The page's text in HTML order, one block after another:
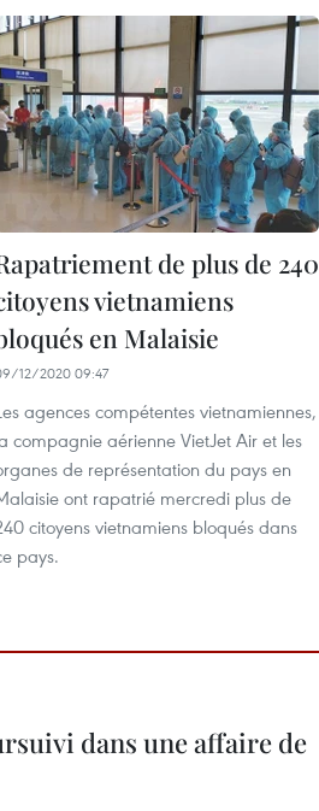
de plus de 240
vietnamiens
en Malaisie
12/2020 09:47
agences compétentes vietnamiennes,
compagnie aérienne VietJet Air et les
de représentation du pays en
ont rapatrié mercredi plus de
citoyens vietnamiens bloqués dans
pays.
dans une affaire de